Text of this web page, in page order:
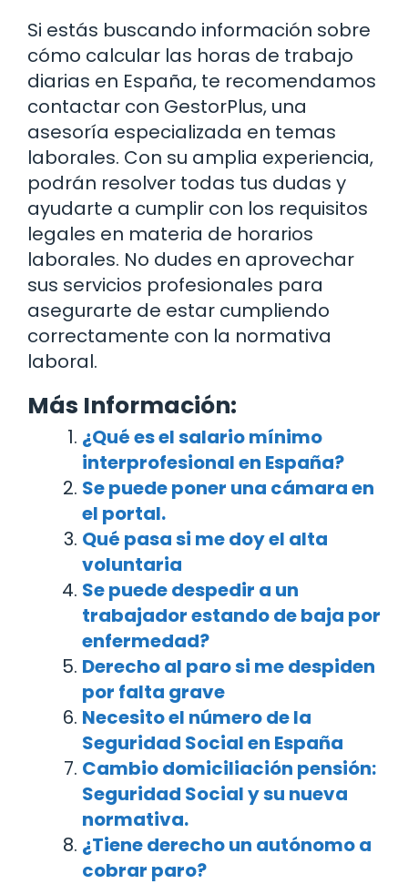
Si estás buscando información sobre
cómo calcular las horas de trabajo
diarias en España, te recomendamos
contactar con GestorPlus, una
asesoría especializada en temas
laborales. Con su amplia experiencia,
podrán resolver todas tus dudas y
ayudarte a cumplir con los requisitos
legales en materia de horarios
laborales. No dudes en aprovechar
sus servicios profesionales para
asegurarte de estar cumpliendo
correctamente con la normativa
laboral.
Más Información:
¿Qué es el salario mínimo
interprofesional en España?
Se puede poner una cámara en
el portal.
Qué pasa si me doy el alta
voluntaria
Se puede despedir a un
trabajador estando de baja por
enfermedad?
Derecho al paro si me despiden
por falta grave
Necesito el número de la
Seguridad Social en España
Cambio domiciliación pensión:
Seguridad Social y su nueva
normativa.
¿Tiene derecho un autónomo a
cobrar paro?